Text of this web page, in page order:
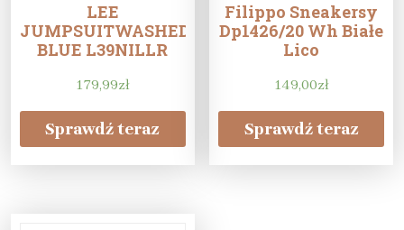
LEE
JUMPSUITWASHED
BLUE L39NILLR
179,99zł
Sprawdź teraz
Filippo Sneakersy
Dp1426/20 Wh Białe
Lico
149,00zł
Sprawdź teraz